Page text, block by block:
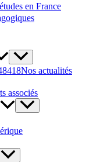
en France
Nos actualités
associés